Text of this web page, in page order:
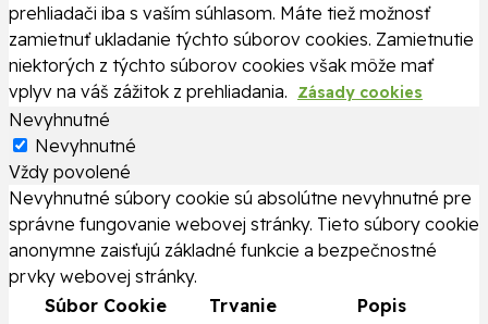
prehliadači iba s vaším súhlasom. Máte tiež možnosť
zamietnuť ukladanie týchto súborov cookies. Zamietnutie
niektorých z týchto súborov cookies však môže mať
vplyv na váš zážitok z prehliadania.
Zásady cookies
Nevyhnutné
Nevyhnutné
Vždy povolené
Nevyhnutné súbory cookie sú absolútne nevyhnutné pre
správne fungovanie webovej stránky. Tieto súbory cookie
anonymne zaisťujú základné funkcie a bezpečnostné
prvky webovej stránky.
Súbor Cookie
Trvanie Popis